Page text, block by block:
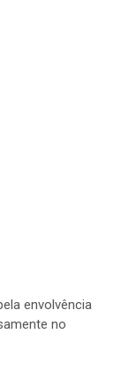
envolvência
no